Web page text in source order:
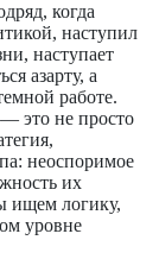
когда
наступил
наступает
азарту, а
работе.
это не просто
неоспоримое
их
ищем логику,
уровне